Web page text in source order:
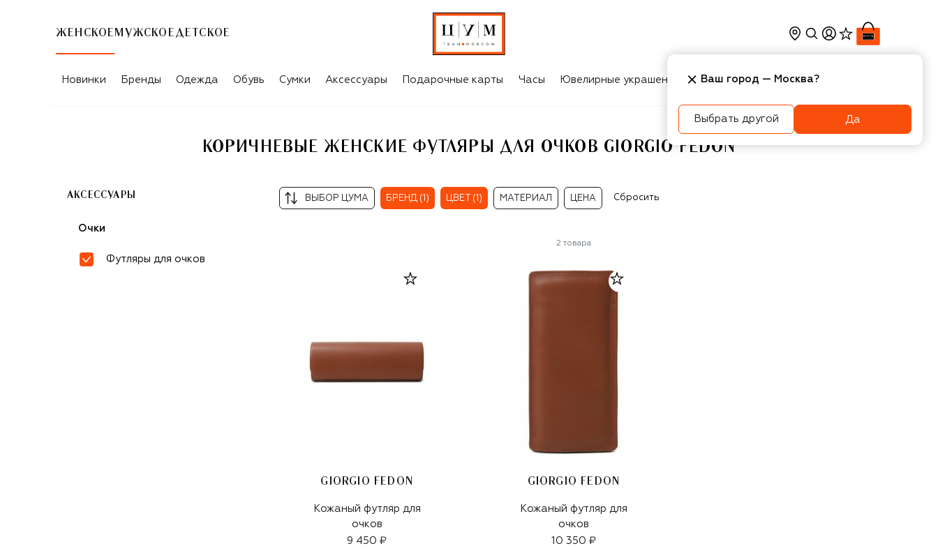
ЖЕНСКОЕ МУЖСКОЕ ДЕТСКОЕ
КОРИЧНЕВЫЕ ЖЕНСКИЕ ФУТЛЯРЫ ДЛЯ ОЧКОВ GIORGIO FEDON
Новинки Бренды Одежда Обувь Сумки Аксессуары Подарочные карты Часы Ювелирные украшения Косметика Интерьер
КОРИЧНЕВЫЕ ЖЕНСКИЕ ФУТЛЯРЫ ДЛЯ ОЧКОВ GIORGIO FEDON
АКСЕССУАРЫ
Очки
Футляры для очков
ВЫБОР ЦУМА БРЕНД (1) ЦВЕТ (1) МАТЕРИАЛ ЦЕНА Сбросить
2 товара
GIORGIO FEDON
Кожаный футляр для
очков
9 450 ₽
GIORGIO FEDON
Кожаный футляр для
очков
10 350 ₽
Ваш город — Москва?
Выбрать другой Да